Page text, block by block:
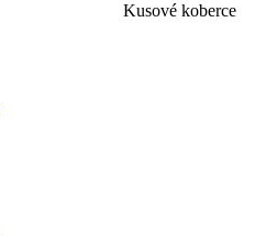
Kusové koberce